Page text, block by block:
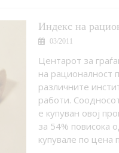
Индекс на
03/2011
Центарот за
на рационалност
различните
работи.
е купуван овој
за 54% повисока
купувале по цена